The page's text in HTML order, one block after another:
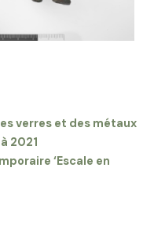
verres et des métaux
2021
‘Escale en